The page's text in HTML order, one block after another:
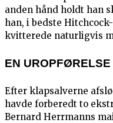
anden hånd holdt han
han, i bedste
kvitterede naturligvis
EN UROPFØRELSE
Efter klapsalverne
havde forberedt to
Bernard Herrmanns